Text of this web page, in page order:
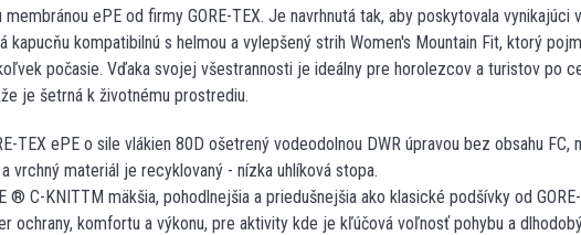
ePE od firmy GORE-TEX. Je navrhnutá tak, aby poskytovala vynikajúci
kapucňu kompatibilnú s helmou a vylepšený strih Women's Mountain Fit, ktorý
počasie. Vďaka svojej všestrannosti je ideálny pre horolezcov a turistov po
je šetrná k životnému prostrediu.
TEX ePE o sile vlákien 80D ošetrený vodeodolnou DWR úpravou bez obsahu FC,
vrchný materiál je recyklovaný - nízka uhlíková stopa.
® C-KNITTM mäkšia, pohodlnejšia a priedušnejšia ako klasické podšívky od
ochrany, komfortu a výkonu, pre aktivity kde je kľúčová voľnosť pohybu a